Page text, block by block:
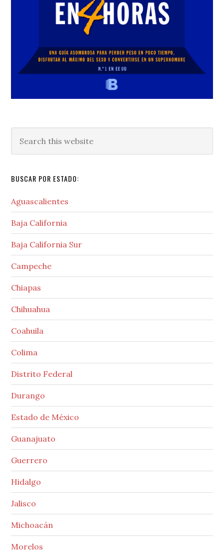
this
BUSCAR POR ESTADO:
Aguascalientes
Baja California
Baja California Sur
Campeche
Chiapas
Chihuahua
Coahuila
Colima
Distrito Federal
Durango
Estado de México
Guanajuato
Guerrero
Hidalgo
Jalisco
Michoacán
Morelos